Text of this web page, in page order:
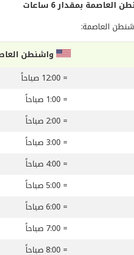
بمقدار 6 ساعات
العاصمة:
واشنطن
= 12:00 صباحاً
= 1:00 صباحاً
= 2:00 صباحاً
= 3:00 صباحاً
= 4:00 صباحاً
= 5:00 صباحاً
= 6:00 صباحاً
= 7:00 صباحاً
= 8:00 صباحاً